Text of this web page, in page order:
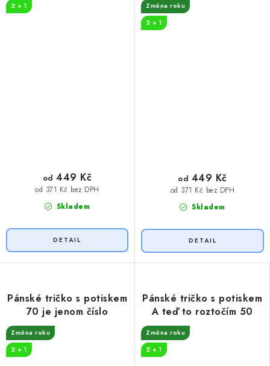
2 + 1
Skladem
od 371 Kč bez DPH
od 449 Kč
Změna roku
2 + 1
Skladem
od 371 Kč bez DPH
od 449 Kč
Pánské tričko s potiskem
70 je jenom číslo
Změna roku
2 + 1
Pánské tričko s potiskem
A teď to roztočím 50
Změna roku
2 + 1